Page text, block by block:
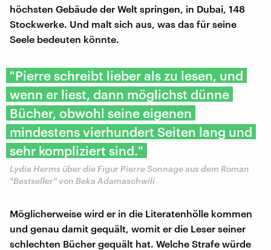
höchsten Gebäude der Welt springen, in Dubai, 148
Stockwerke. Und malt sich aus, was das für seine
Seele bedeuten könnte.
"Pierre schreibt lieber als zu lesen, und
wenn er liest, dann möglichst dünne
Bücher, obwohl seine eigenen
mindestens vierhundert Seiten lang und
sehr kompliziert sind."
Lydia Herms über die Figur Pierre Sonnage aus dem Roman
"Bestseller" von Beka Adamaschwili
Möglicherweise wird er in die Literatenhölle kommen
und genau damit gequält, womit er die Leser seiner
schlechten Bücher gequält hat. Welche Strafe würde